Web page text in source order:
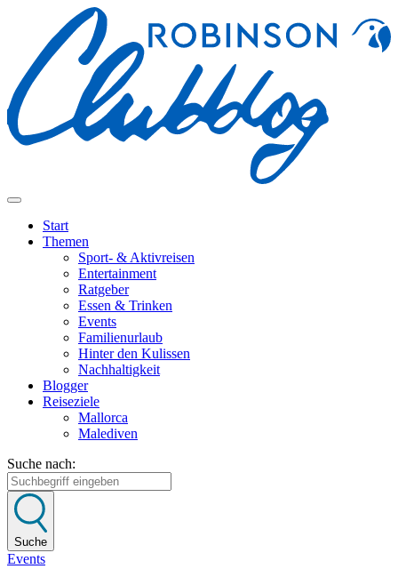
Start
Themen
Sport- & Aktivreisen
Entertainment
Ratgeber
Essen & Trinken
Events
Familienurlaub
Hinter den Kulissen
Nachhaltigkeit
Blogger
Reiseziele
Mallorca
Malediven
Suche nach:
Suche
Events